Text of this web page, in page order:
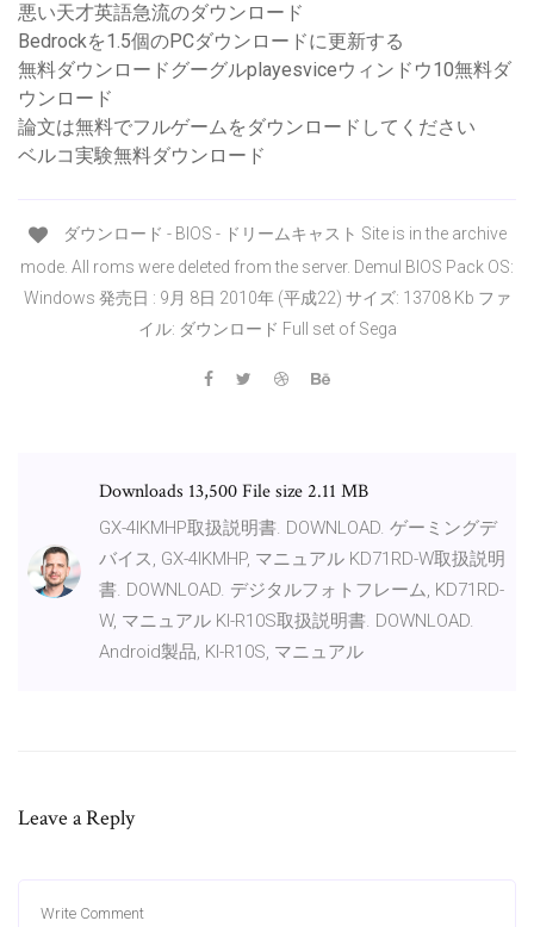
悪い天才英語急流のダウンロード
Bedrockを1.5個のPCダウンロードに更新する
無料ダウンロードグーグルplayesviceウィンドウ10無料ダ
ウンロード
論文は無料でフルゲームをダウンロードしてください
ベルコ実験無料ダウンロード
ダウンロード - BIOS - ドリームキャスト Site is in the archive
mode. All roms were deleted from the server. Demul BIOS Pack OS:
Windows 発売日 : 9月 8日 2010年 (平成22) サイズ: 13708 Kb ファ
イル: ダウンロード Full set of Sega
Downloads 13,500 File size 2.11 MB
GX-4IKMHP取扱説明書. DOWNLOAD. ゲーミングデ
バイス, GX-4IKMHP, マニュアル KD71RD-W取扱説明
書. DOWNLOAD. デジタルフォトフレーム, KD71RD-
W, マニュアル KI-R10S取扱説明書. DOWNLOAD.
Android製品, KI-R10S, マニュアル
Leave a Reply